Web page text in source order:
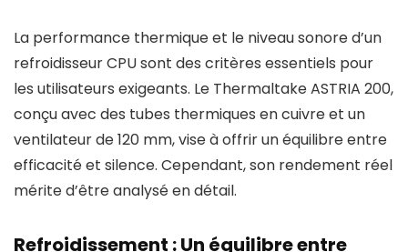
La performance thermique et le niveau sonore d’un
refroidisseur CPU sont des critères essentiels pour
les utilisateurs exigeants. Le Thermaltake ASTRIA 200,
conçu avec des tubes thermiques en cuivre et un
ventilateur de 120 mm, vise à offrir un équilibre entre
efficacité et silence. Cependant, son rendement réel
mérite d’être analysé en détail.
Refroidissement : Un équilibre entre